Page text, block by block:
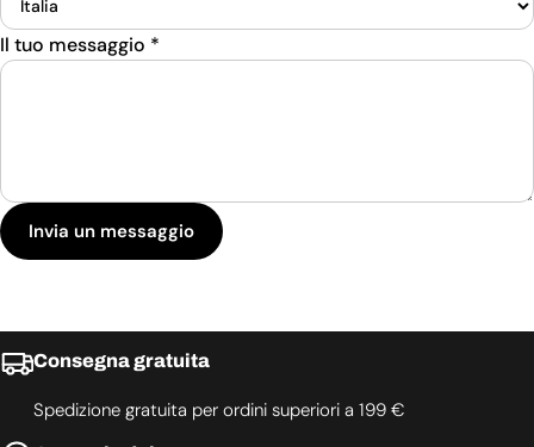
Il tuo messaggio *
Invia un messaggio
Consegna gratuita
Spedizione gratuita per ordini superiori a 199 €